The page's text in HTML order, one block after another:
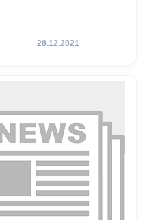
28.12.2021